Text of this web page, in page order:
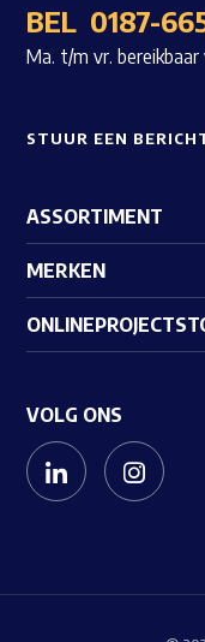
BEL 0187-
Ma. t/m vr.
STUUR EEN
ASSORTIMENT
MERKEN
VOLG ONS